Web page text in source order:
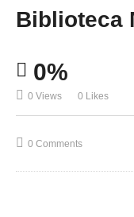
Biblioteca
0%
0 Views 0 Likes
0 Comments